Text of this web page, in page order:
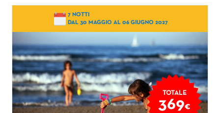
7 NOTTI
DAL 30 MAGGIO AL 06 GIUGNO 2027
TOTALE
369€